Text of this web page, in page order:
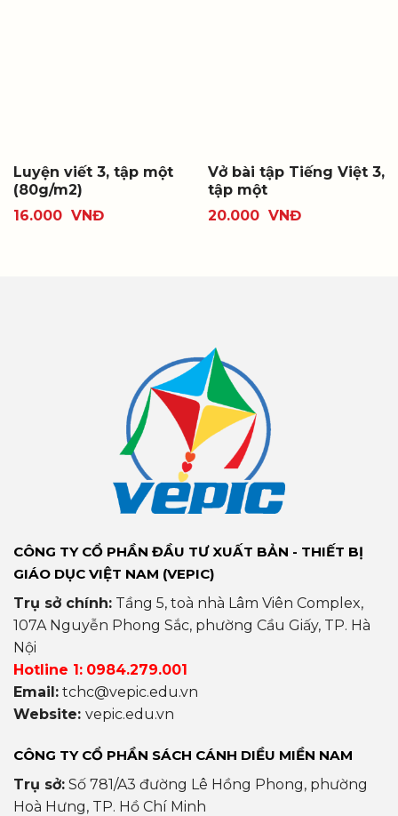
Luyện viết 3, tập một
(80g/m2)
16.000 VNĐ
Vở bài tập Tiếng Việt 3,
tập một
20.000 VNĐ
CÔNG TY CỔ PHẦN ĐẦU TƯ XUẤT BẢN - THIẾT BỊ
GIÁO DỤC VIỆT NAM (VEPIC)
Trụ sở chính: Tầng 5, toà nhà Lâm Viên Complex,
107A Nguyễn Phong Sắc, phường Cầu Giấy, TP. Hà
Nội
Hotline 1: 0984.279.001
Email: tchc@vepic.edu.vn
Website: vepic.edu.vn
CÔNG TY CỔ PHẦN SÁCH CÁNH DIỀU MIỀN NAM
Trụ sở: Số 781/A3 đường Lê Hồng Phong, phường
Hoà Hưng, TP. Hồ Chí Minh